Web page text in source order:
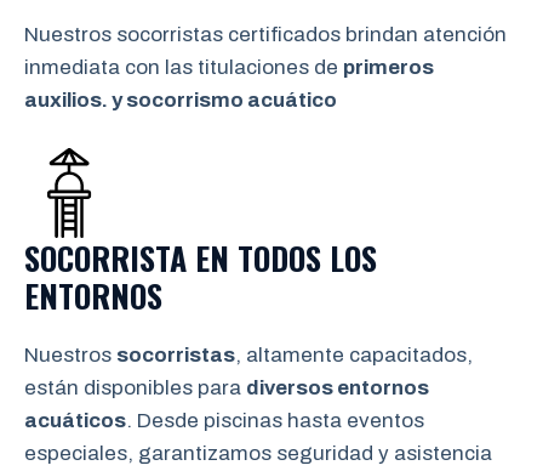
Nuestros socorristas certificados brindan atención
inmediata con las titulaciones de primeros
auxilios. y socorrismo acuático
SOCORRISTA EN TODOS LOS
ENTORNOS
Nuestros socorristas, altamente capacitados,
están disponibles para diversos entornos
acuáticos. Desde piscinas hasta eventos
especiales, garantizamos seguridad y asistencia